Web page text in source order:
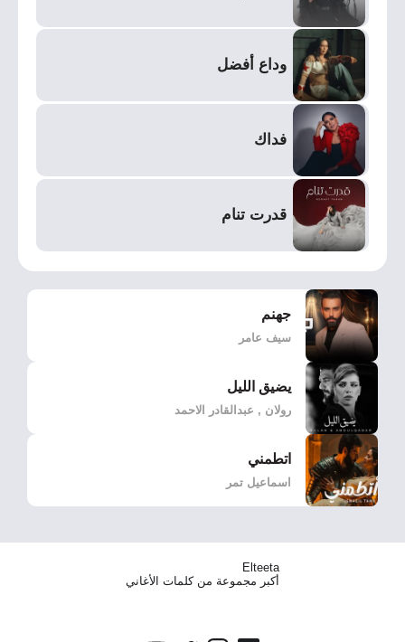
وداع أفضل
فداك
قدرت تنام
جهنم
سيف عامر
يضيق الليل
رولان , عبدالقادر الاحمد
اتطمني
اسماعيل تمر
Elteeta
أكبر مجموعة من كلمات الأغاني